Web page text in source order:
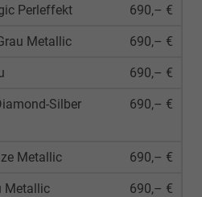
Perleffekt 690,– €
Metallic 690,– €
690,– €
Silber
690,– €
Metallic 690,– €
Metallic 690,– €